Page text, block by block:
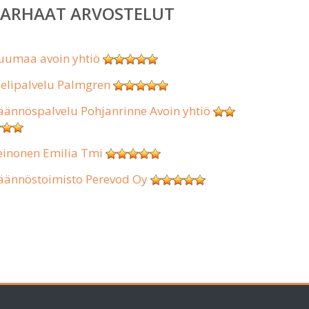
ARVOSTELUT
avoin yhtiö
Palmgren
Pohjanrinne Avoin yhtiö
Emilia Tmi
Perevod Oy